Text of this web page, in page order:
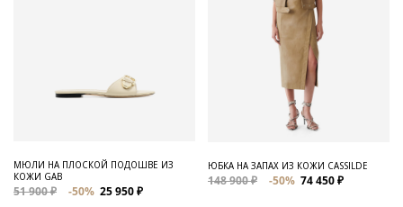
МЮЛИ НА ПЛОСКОЙ ПОДОШВЕ ИЗ
КОЖИ GAB
51 900 ₽ -50% 25 950 ₽
ЮБКА НА ЗАПАХ ИЗ КОЖИ CASSILDE
148 900 ₽ -50% 74 450 ₽